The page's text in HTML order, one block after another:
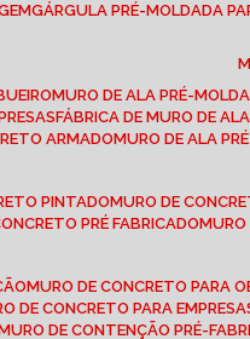
GÁRGULA PRÉ-MOLDADA
MURO DE ALA PRÉ-
FÁBRICA DE MURO DE
ARMADO
MURO DE ALA
PINTADO MURO DE
PRÉ FABRICADO
MURO DE CONCRETO PARA
DE CONCRETO PARA
MURO DE CONTENÇÃO PRÉ-